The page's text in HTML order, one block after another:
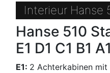
Interieur Hanse
Hanse 510
E1 D1 C1 B1 A1
E1: 2 Achterkabinen